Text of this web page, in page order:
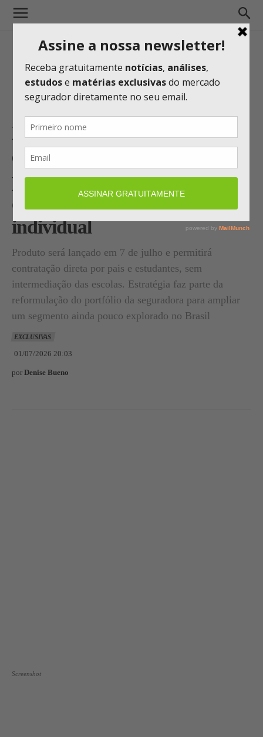
Bradesco aposta em seguro
educacional inédito para
pessoa física e mira expansão
do mercado de vida
individual
Produto será lançado em 7 de julho e permitirá
contratação direta por pais e estudantes, sem
intermediação das escolas. Estratégia faz parte da
reformulação do portfólio da seguradora para ampliar
um segmento ainda pouco explorado no Brasil
EXCLUSIVAS
01/07/2026 20:03
por Denise Bueno
Screenshot